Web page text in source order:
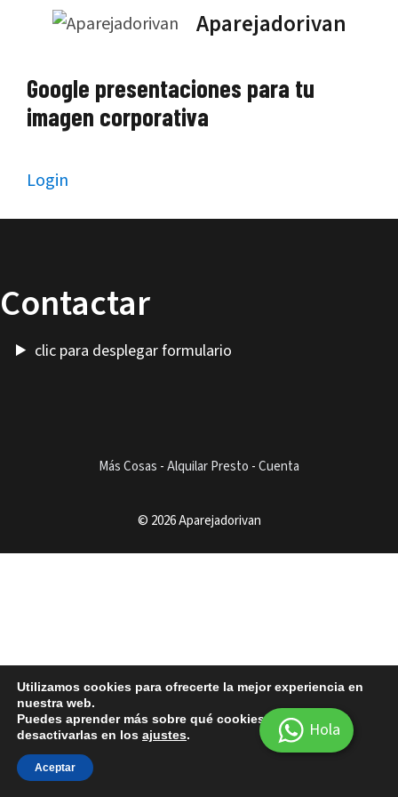
Aparejadorivan
Google presentaciones para tu
imagen corporativa
Login
Contactar
clic para desplegar formulario
Más Cosas -Alquilar Presto -Cuenta
© 2026 Aparejadorivan
Utilizamos cookies para ofrecerte la mejor experiencia en
nuestra web.
Puedes aprender más sobre qué cookies utilizamos o
desactivarlas en los ajustes.
Aceptar
Hola